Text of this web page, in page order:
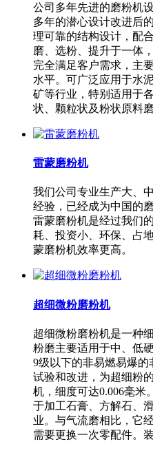
公司多年先进的磨粉机
多年的潜心设计改进后
理可靠的结构设计，配
磨、选粉、提升于一体
完全满足客户需求，主
水平。可广泛应用于水
矿等行业，特别适用于
状、颗粒状及粉状原料
雷蒙磨粉机
我们公司专业生产大、
经验，已经成为中国的
雷蒙磨粉机是经过我们
耗、投资小、环保、占
蒙磨粉机效率更高。
超细微粉磨粉机
超细微粉磨粉机是一种
粉磨主要适用于中、低
9级以下的非易燃易爆的
试验和改进，为超细粉
机，细度可达0.006毫米
于加工石膏、方解石、
业。与气流磨相比，它
需要更换一次零配件。